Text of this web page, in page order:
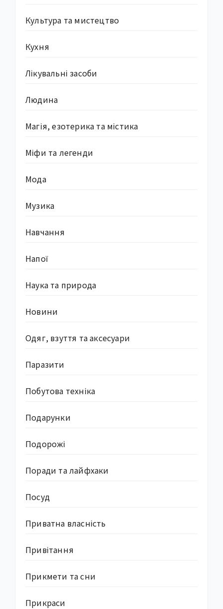
Культура та мистецтво
Кухня
Лікувальні засоби
Людина
Магія, езотерика та містика
Міфи та легенди
Мода
Музика
Навчання
Напої
Наука та природа
Новини
Одяг, взуття та аксесуари
Паразити
Побутова техніка
Подарунки
Подорожі
Поради та лайфхаки
Посуд
Приватна власність
Привітання
Прикмети та сни
Прикраси